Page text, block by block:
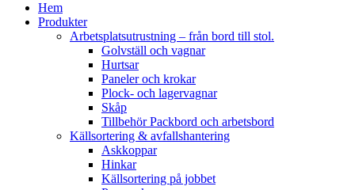
Hem
Produkter
Arbetsplatsutrustning – från bord till stol.
Golvställ och vagnar
Hurtsar
Paneler och krokar
Plock- och lagervagnar
Skåp
Tillbehör Packbord och arbetsbord
Källsortering & avfallshantering
Askkoppar
Hinkar
Källsortering på jobbet